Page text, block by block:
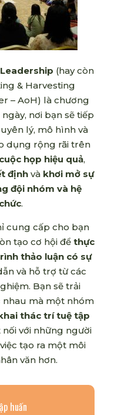
(hay còn
& Harvesting
– AoH) là chương
nơi bạn sẽ tiếp
lý, mô hình và
dụng rộng rãi trên
họp hiệu quả,
định và khơi mở sự
đội nhóm và hệ
.
cung cấp cho bạn
tạo cơ hội để thực
thảo luận có sự
và hỗ trợ từ các
Bạn sẽ trải
nhau mà một nhóm
thác trí tuệ tập
với những người
tạo ra một môi
văn hơn.
huấn